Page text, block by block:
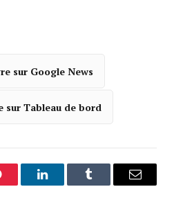
sur Google News
sur Tableau de bord
LinkedInTumblr